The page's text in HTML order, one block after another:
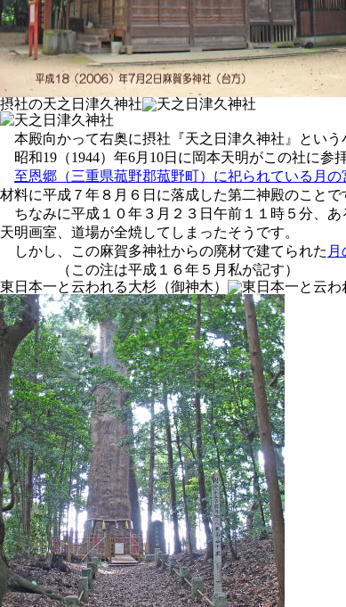
摂社の天之日津久神社
本殿向かって右奥に摂社『天之日津久神社』という
昭和19（1944）年6月10日に岡本天明がこの社に参
至恩郷（三重県菰野郡菰野町）に祀られている月の
材料に平成７年８月６日に落成した第二神殿のことで
ちなみに平成１０年３月２３日午前１１時５分、あ
天明画室、道場が全焼してしまったそうです。
しかし、この麻賀多神社からの廃材で建てられた 月
（この注は平成１６年５月私が記す）
東日本一と云われる大杉（御神木）